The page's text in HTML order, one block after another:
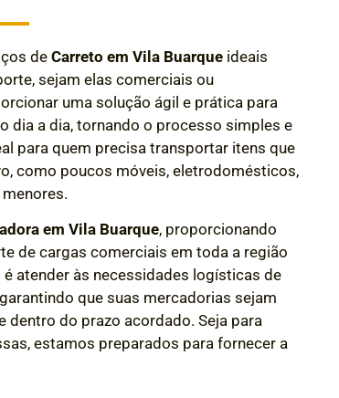
deCarreto em Vila Buarque ideais
sejam elas comerciais ou
uma solução ágil e prática para
dia a dia, tornando o processo simples e
para quem precisa transportar itens que
como poucos móveis, eletrodomésticos,
em Vila Buarque, proporcionando
de cargas comerciais em toda a região
atender às necessidades logísticas de
que suas mercadorias sejam
dentro do prazo acordado.Seja para
estamos preparados para fornecer a